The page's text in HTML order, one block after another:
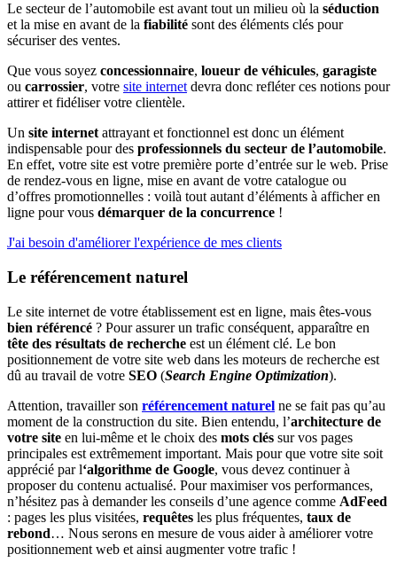
Le secteur de l’automobile est avant tout un milieu où la séduction
et la mise en avant de la fiabilité sont des éléments clés pour
sécuriser des ventes.
Que vous soyez concessionnaire, loueur de véhicules, garagiste
ou carrossier, votre site internetdevra donc refléter ces notions pour
attirer et fidéliser votre clientèle.
Un site internetattrayant et fonctionnel est donc un élément
indispensable pour des professionnels du secteur de l’automobile.
En effet, votre site est votre première porte d’entrée sur le web. Prise
de rendez-vous en ligne, mise en avant de votre catalogue ou
d’offres promotionnelles : voilà tout autant d’éléments à afficher en
ligne pour vous démarquer de la concurrence !
J'ai besoin d'améliorer l'expérience de mes clients
Le référencement naturel
Le site internet de votre établissement est en ligne, mais êtes-vous
bien référencé ? Pour assurer un trafic conséquent, apparaître en
tête des résultats de recherche est un élément clé. Le bon
positionnement de votre site web dans les moteurs de recherche est
dû au travail de votre SEO (Search Engine Optimization).
Attention, travailler son référencement naturel ne se fait pas qu’au
moment de la construction du site. Bien entendu, l’architecture de
votre site en lui-même et le choix des mots clés sur vos pages
principales est extrêmement important. Mais pour que votre site soit
apprécié par l‘algorithme de Google, vous devez continuer à
proposer du contenu actualisé. Pour maximiser vos performances,
n’hésitez pas à demander les conseils d’une agence comme AdFeed
: pages les plus visitées, requêtes les plus fréquentes, taux de
rebond… Nous serons en mesure de vous aider à améliorer votre
positionnement web et ainsi augmenter votre trafic !